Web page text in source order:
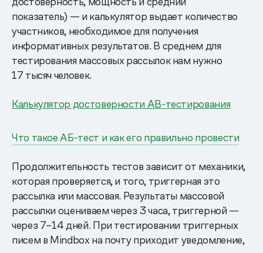
показатель) — и калькулятор выдает количество
участников, необходимое для получения
информативных результатов. В среднем для
тестирования массовых рассылок нам нужно
17 тысяч человек.
Калькулятор достоверности AB-тестирования
Что такое АБ-тест и как его правильно провести
Продолжительность тестов зависит от механики,
которая проверяется, и того, триггерная это
рассылка или массовая. Результаты массовой
рассылки оцениваем через 3 часа, триггерной —
через 7–14 дней. При тестировании триггерных
писем в Mindbox на почту приходит уведомление,